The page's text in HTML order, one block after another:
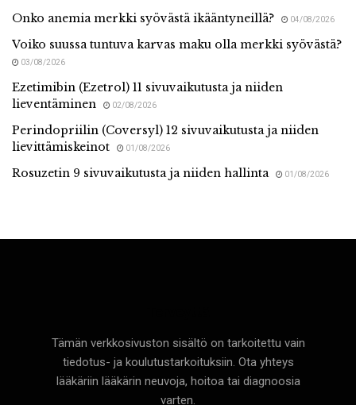
Onko anemia merkki syövästä ikääntyneillä? 04/08/2026
Voiko suussa tuntuva karvas maku olla merkki syövästä?
03/08/2026
Ezetimibin (Ezetrol) 11 sivuvaikutusta ja niiden
lieventäminen
02/08/2026
Perindopriilin (Coversyl) 12 sivuvaikutusta ja niiden
lievittämiskeinot
01/08/2026
Rosuzetin 9 sivuvaikutusta ja niiden hallinta 01/08/2026
Tämän verkkosivuston sisältö on tarkoitettu vain
tiedotus- ja koulutustarkoituksiin. Ota yhteys
lääkäriin lääkärin neuvoja, hoitoa tai diagnoosia
varten.